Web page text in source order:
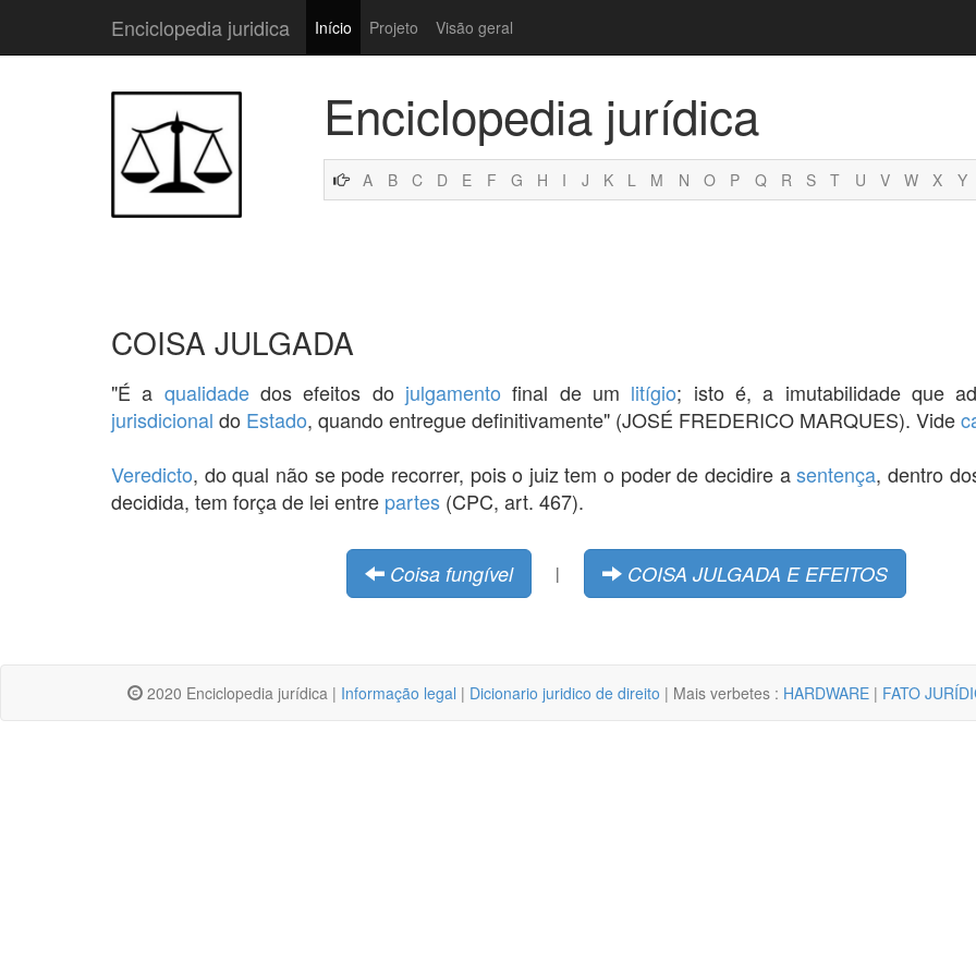
Enciclopedia juridica Início Projeto Visão geral
Enciclopedia jurídica
A B C D E F G H I J K L M N O P Q R S T U V W X Y
COISA JULGADA
"É a qualidadedos efeitos do julgamento final de um litígio; isto é, a imutabilidade que
jurisdicional do Estado, quando entregue definitivamente" (JOSÉ FREDERICO MARQUES). Vide
Veredicto, do qual não se pode recorrer, pois o juiz tem o poder de decidire asentença, dentro
decidida, tem força de lei entre partes (CPC, art. 467).
Coisa fungível | COISA JULGADA E EFEITOS
2020 Enciclopedia jurídica | Informação legal | Dicionario juridico de direito | Mais verbetes : HARDWARE | FATO